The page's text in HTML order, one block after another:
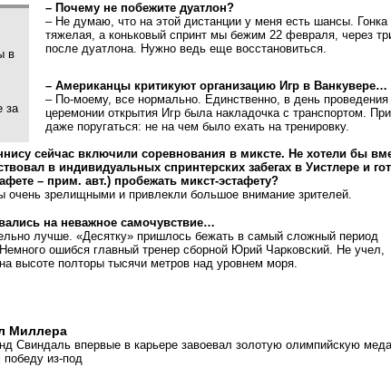
в
за
– Почему не побежите дуатлон?
– Не думаю, что на этой дистанции у меня есть шансы. Гонка
тяжелая, а коньковый спринт мы бежим 22 февраля, через
после дуатлона. Нужно ведь еще восстановиться.
– Американцы критикуют организацию Игр в Ванкувере…
– По-моему, все нормально. Единственно, в день проведения
церемонии открытия Игр была накладочка с транспортом.
даже поругаться: не на чем было ехать на тренировку.
сейчас включили соревнования в миксте. Не хотели бы
в индивидуальных спринтерских забегах в Уистлере и
– прим. авт.) пробежать микст-эстафету?
очень зрелищными и привлекли большое внимание зрителей.
на неважное самочувствие…
лучше. «Десятку» пришлось бежать в самый сложный период
ошибся главный тренер сборной Юрий Чарковский. Не учел,
высоте полторы тысячи метров над уровнем моря.
Миллера
Свиндаль впервые в карьере завоевал золотую олимпийскую
победу из-под